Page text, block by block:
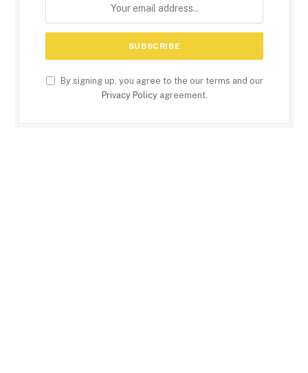
By signing up, you agree to the our terms and our
Privacy Policyagreement.